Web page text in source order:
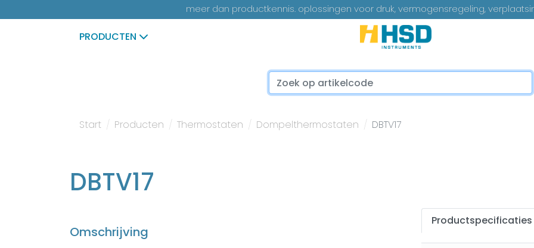
meer dan productkennis. oplossingen voor druk, vermogensregeling,
PRODUCTEN
...
Start Producten Thermostaten Dompelthermostaten DBTV17
DBTV17
Omschrijving
Productspecificaties